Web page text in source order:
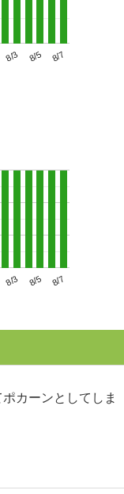
8/3 8/5 8/7
8/3 8/5 8/7
カーンとしてしま